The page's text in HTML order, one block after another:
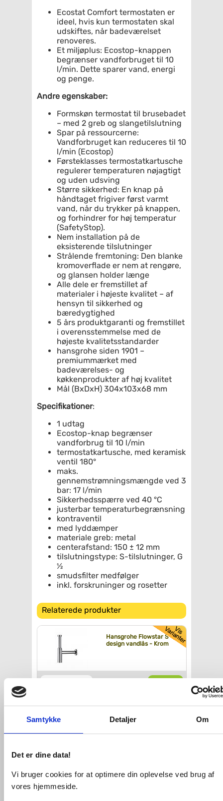
Samtykke Detaljer Om
Det er dine data!
Vi bruger cookies for at optimere din oplevelse ved brug af
vores hjemmeside.
Ecostat Comfort termostaten er
ideel, hvis kun termostaten skal
udskiftes, når badeværelset
renoveres.
Et miljøplus: Ecostop-knappen
begrænser vandforbruget til 10
l/min. Dette sparer vand, energi
og penge.
Andre egenskaber:
Formskøn termostat til brusebadet
– med 2 greb og slangetilslutning
Spar på ressourcerne:
Vandforbruget kan reduceres til 10
l/min (Ecostop)
Førsteklasses termostatkartusche
regulerer temperaturen nøjagtigt
og uden udsving
Større sikkerhed: En knap på
håndtaget frigiver først varmt
vand, når du trykker på knappen,
og forhindrer for høj temperatur
(SafetyStop).
Nem installation på de
eksisterende tilslutninger
Strålende fremtoning: Den blanke
kromoverflade er nem at rengøre,
og glansen holder længe
Alle dele er fremstillet af
materialer i højeste kvalitet – af
hensyn til sikkerhed og
bæredygtighed
5 års produktgaranti og fremstillet
i overensstemmelse med de
højeste kvalitetsstandarder
hansgrohe siden 1901 –
premiummærket med
badeværelses- og
køkkenprodukter af høj kvalitet
Mål (BxDxH) 304x103x68 mm
Specifikationer:
1 udtag
Ecostop-knap begrænser
vandforbrug til 10 l/min
termostatkartusche, med keramisk
ventil 180°
maks.
gennemstrømningsmængde ved 3
bar: 17 l/min
Sikkerhedsspærre ved 40 °C
justerbar temperaturbegrænsning
kontraventil
med lyddæmper
materiale greb: metal
centerafstand: 150 ± 12 mm
tilslutningstype: S-tilslutninger, G
½
smudsfilter medfølger
inkl. forskruninger og rosetter
Relaterede produkter
Hansgrohe Flowstar S
design vandlås - Krom
brusestang - 65 cm -
899,-